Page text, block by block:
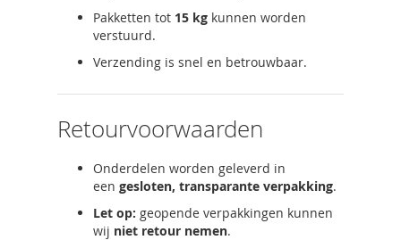
Pakketten tot 15 kg kunnen worden
verstuurd.
Verzending is snel en betrouwbaar.
Retourvoorwaarden
Onderdelen worden geleverd in
een gesloten, transparante verpakking.
Let op: geopende verpakkingen kunnen
wij niet retour nemen.